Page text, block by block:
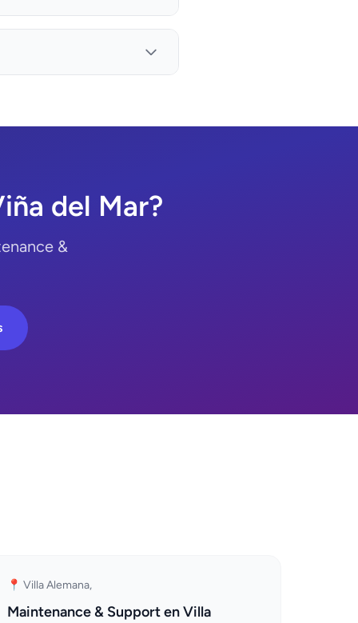
del Mar?
&
📍 Villa Alemana,
Maintenance & Support en Villa